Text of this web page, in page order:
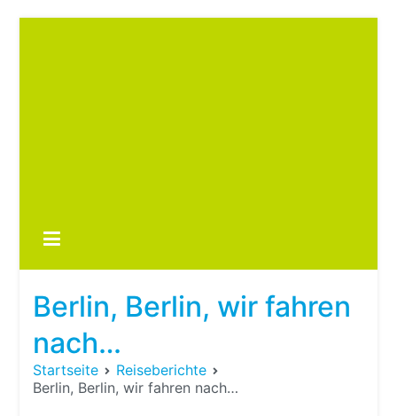
Berlin, Berlin, wir fahren
nach…
Startseite
Reiseberichte
Berlin, Berlin, wir fahren nach…